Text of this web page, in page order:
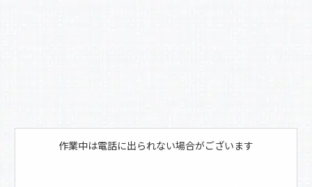
作業中は電話に出られない場合がございます